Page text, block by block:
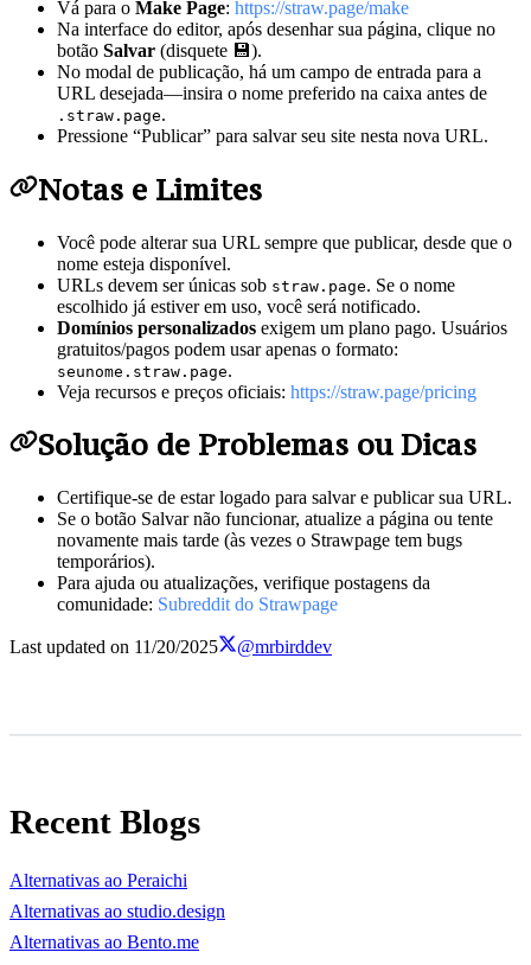
Vá para o Make Page: https://straw.page/make
Na interface do editor, após desenhar sua página, clique no
botão Salvar (disquete 💾).
No modal de publicação, há um campo de entrada para a
URL desejada—insira o nome preferido na caixa antes de
.straw.page.
Pressione “Publicar” para salvar seu site nesta nova URL.
Notas e Limites
Você pode alterar sua URL sempre que publicar, desde que o
nome esteja disponível.
URLs devem ser únicas sob straw.page. Se o nome
escolhido já estiver em uso, você será notificado.
Domínios personalizados exigem um plano pago. Usuários
gratuitos/pagos podem usar apenas o formato:
seunome.straw.page.
Veja recursos e preços oficiais: https://straw.page/pricing
Solução de Problemas ou Dicas
Certifique-se de estar logado para salvar e publicar sua URL.
Se o botão Salvar não funcionar, atualize a página ou tente
novamente mais tarde (às vezes o Strawpage tem bugs
temporários).
Para ajuda ou atualizações, verifique postagens da
comunidade: Subreddit do Strawpage
Last updated on 11/20/2025 @mrbirddev
Recent Blogs
Alternativas ao Peraichi
Alternativas ao studio.design
Alternativas ao Bento.me